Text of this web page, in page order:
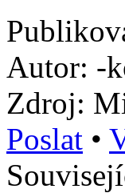
Autor: -
Zdroj:
Poslat •